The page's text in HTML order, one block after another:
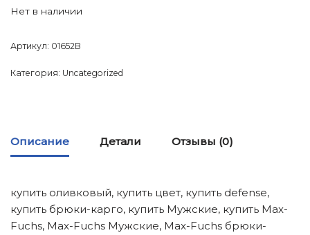
Нет в наличии
Артикул: 01652B
Категория: Uncategorized
Описание Детали Отзывы (0)
купить оливковый, купить цвет, купить defense,
купить брюки-карго, купить Мужские, купить Max-
Fuchs, Max-Fuchs Мужские, Max-Fuchs брюки-